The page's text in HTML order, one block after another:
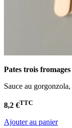
Pates trois fromages
Sauce au
8,2 €TTC
Ajouter au panier